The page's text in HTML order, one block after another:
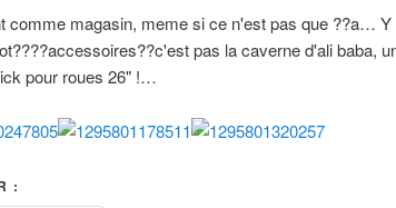
comme magasin, meme si ce n'est pas que ??a…
pas la caverne d'ali baba,
pour roues 26" !…
: